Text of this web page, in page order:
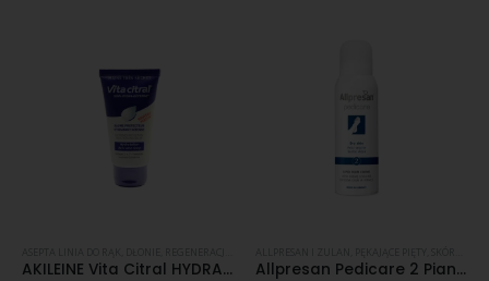
AKILEINE Vita Citral HYDRA-DEFENSE – ochronny balsam do rąk 75 ml Allpresan Pedicare 2 Pianka z 5 % mocznikiem